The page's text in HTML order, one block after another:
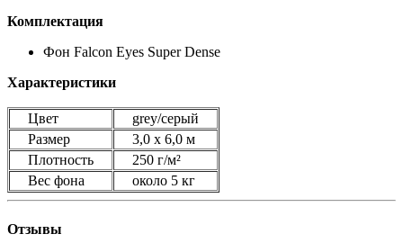
Комплектация
Фон Falcon Eyes Super Dense
Характеристики
Цвет
grey/серый
Размер
3,0 х 6,0 м
Плотность
250 г/м²
Вес фона
около 5 кг
Отзывы